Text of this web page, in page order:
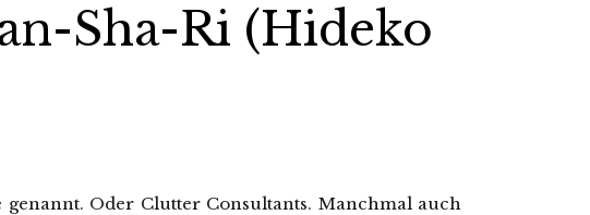
Sha-Ri (Hideko
Oder Clutter Consultants. Manchmal auch